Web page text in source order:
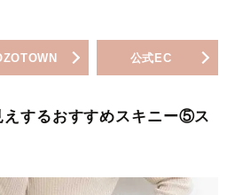
公式EC
えするおすすめスキニー⑤ス